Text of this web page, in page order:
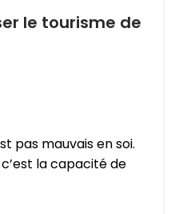
le tourisme de
pas mauvais en soi.
la capacité de